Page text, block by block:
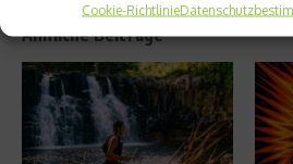
Cookie-Richtlinie
Ähnliche Beiträge